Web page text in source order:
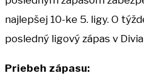
najlepšej 10-ke 5. ligy. O
posledný ligový zápas v
Priebeh zápasu: